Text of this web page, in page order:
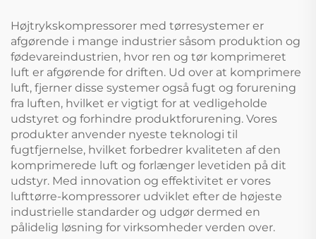
Højtrykskompressorer med tørresystemer er
afgørende i mange industrier såsom produktion og
fødevareindustrien, hvor ren og tør komprimeret
luft er afgørende for driften. Ud over at komprimere
luft, fjerner disse systemer også fugt og forurening
fra luften, hvilket er vigtigt for at vedligeholde
udstyret og forhindre produktforurening. Vores
produkter anvender nyeste teknologi til
fugtfjernelse, hvilket forbedrer kvaliteten af den
komprimerede luft og forlænger levetiden på dit
udstyr. Med innovation og effektivitet er vores
lufttørre-kompressorer udviklet efter de højeste
industrielle standarder og udgør dermed en
pålidelig løsning for virksomheder verden over.